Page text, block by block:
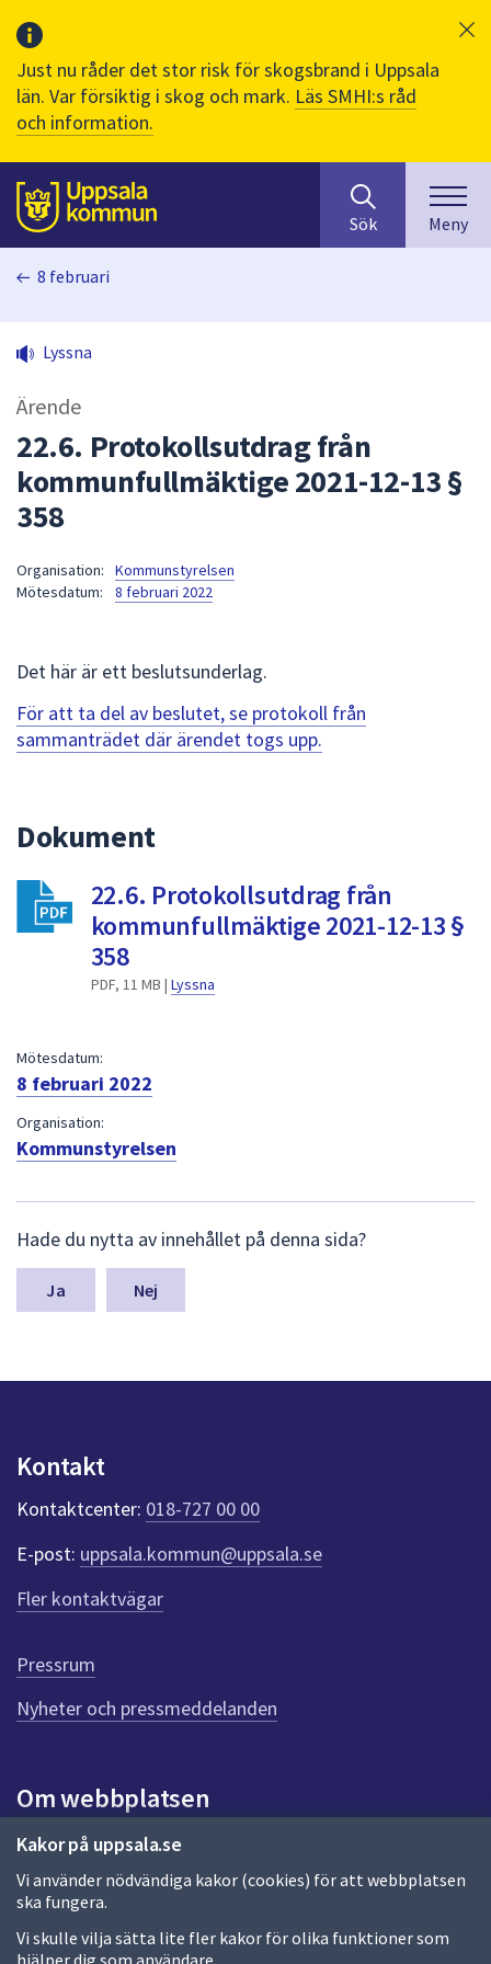
Just nu råder det stor risk för skogsbrand i Uppsala
län. Var försiktig i skog och mark. Läs SMHI:s råd
och information.
Till sidans
huvudinnehåll
efter
innehåll
på
sökfältet
kommer
sökförslag
att
navigera
mellan
välja
något
Sök Meny
Kakor på uppsala.se
Vi använder nödvändiga kakor (cookies) för att webbplatsen
ska fungera.
Vi skulle vilja sätta lite fler kakor för olika funktioner som
hjälper dig som användare.
8 februari
Lyssna
Ärende
22.6. Protokollsutdrag från
kommunfullmäktige 2021-12-13 §
358
Organisation:
Kommunstyrelsen
Mötesdatum:
8 februari 2022
Det här är ett beslutsunderlag.
För att ta del av beslutet, se protokoll från
sammanträdet där ärendet togs upp.
Dokument
22.6. Protokollsutdrag från
kommunfullmäktige 2021-12-13 §
358
PDF, 11 MB | Lyssna
Mötesdatum:
8 februari 2022
Organisation:
Kommunstyrelsen
ä
m
a
n
k
t
e
r
f
ö
r
e
n
n
a
d
a
Hade du nytta av innehållet på denna sida?
Nej
Kontakt
Kontaktcenter: 018-727 00 00
E-post: uppsala.kommun@uppsala.se
Fler kontaktvägar
Pressrum
Nyheter och pressmeddelanden
Om webbplatsen
Om webbplatsen
Allmänna handlingar och diarium
Behandling av personuppgifter